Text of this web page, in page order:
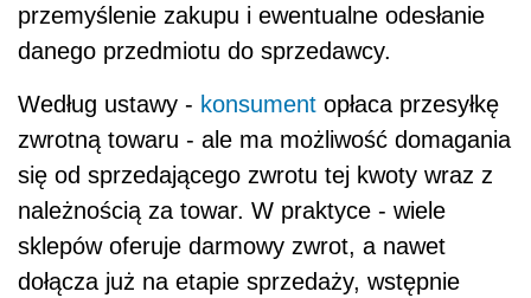
przemyślenie zakupu i ewentualne odesłanie
danego przedmiotu do sprzedawcy.
Według ustawy - konsument opłaca przesyłkę
zwrotną towaru - ale ma możliwość domagania
się od sprzedającego zwrotu tej kwoty wraz z
należnością za towar. W praktyce - wiele
sklepów oferuje darmowy zwrot, a nawet
dołącza już na etapie sprzedaży, wstępnie